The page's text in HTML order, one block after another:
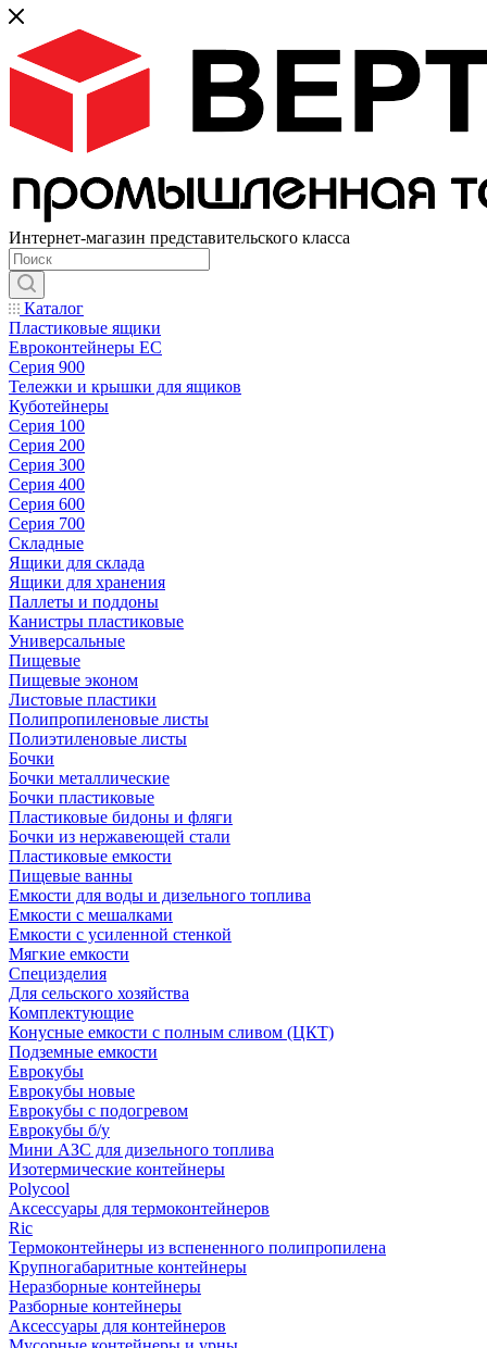
Интернет-магазин представительского класса
Каталог
Пластиковые ящики
Евроконтейнеры ЕС
Серия 900
Тележки и крышки для ящиков
Куботейнеры
Серия 100
Серия 200
Серия 300
Серия 400
Серия 600
Серия 700
Складные
Ящики для склада
Ящики для хранения
Паллеты и поддоны
Канистры пластиковые
Универсальные
Пищевые
Пищевые эконом
Листовые пластики
Полипропиленовые листы
Полиэтиленовые листы
Бочки
Бочки металлические
Бочки пластиковые
Пластиковые бидоны и фляги
Бочки из нержавеющей стали
Пластиковые емкости
Пищевые ванны
Емкости для воды и дизельного топлива
Емкости с мешалками
Емкости с усиленной стенкой
Мягкие емкости
Специзделия
Для сельского хозяйства
Комплектующие
Конусные емкости с полным сливом (ЦКТ)
Подземные емкости
Еврокубы
Еврокубы новые
Еврокубы с подогревом
Еврокубы б/у
Мини АЗС для дизельного топлива
Изотермические контейнеры
Polycool
Аксессуары для термоконтейнеров
Ric
Термоконтейнеры из вспененного полипропилена
Крупногабаритные контейнеры
Неразборные контейнеры
Разборные контейнеры
Аксессуары для контейнеров